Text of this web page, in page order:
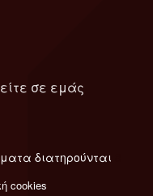
σε εμάς
διατηρούνται
cookies